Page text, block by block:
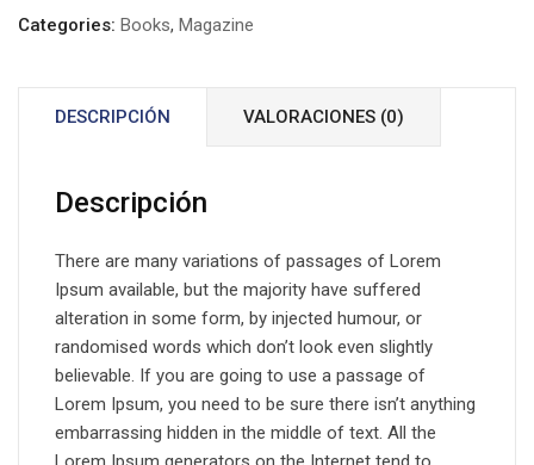
cantidad
Categories: Books, Magazine
DESCRIPCIÓN VALORACIONES (0)
Descripción
There are many variations of passages of Lorem
Ipsum available, but the majority have suffered
alteration in some form, by injected humour, or
randomised words which don’t look even slightly
believable. If you are going to use a passage of
Lorem Ipsum, you need to be sure there isn’t anything
embarrassing hidden in the middle of text. All the